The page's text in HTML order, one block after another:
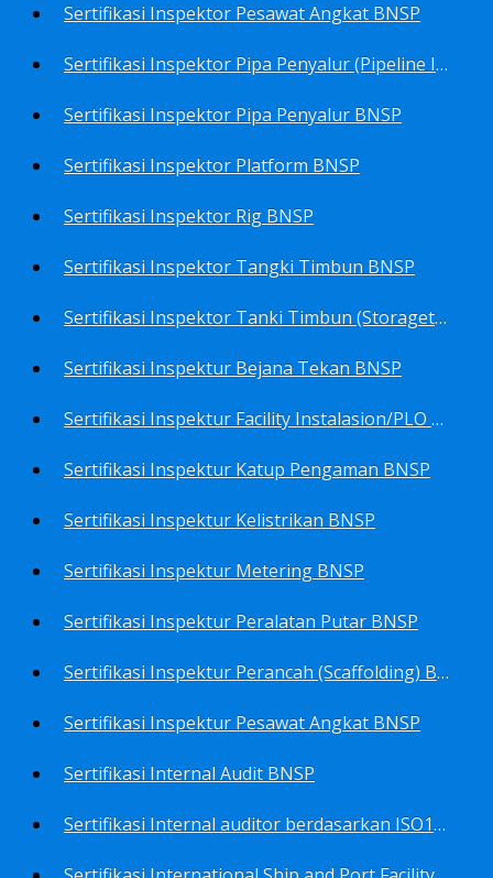
Sertifikasi Inspektor Pesawat Angkat BNSP
Sertifikasi Inspektor Pipa Penyalur (Pipeline Inspector) BNSP
Sertifikasi Inspektor Pipa Penyalur BNSP
Sertifikasi Inspektor Platform BNSP
Sertifikasi Inspektor Rig BNSP
Sertifikasi Inspektor Tangki Timbun BNSP
Sertifikasi Inspektor Tanki Timbun (Storagetank Inspector) BNSP
Sertifikasi Inspektur Bejana Tekan BNSP
Sertifikasi Inspektur Facility Instalasion/PLO BNSP
Sertifikasi Inspektur Katup Pengaman BNSP
Sertifikasi Inspektur Kelistrikan BNSP
Sertifikasi Inspektur Metering BNSP
Sertifikasi Inspektur Peralatan Putar BNSP
Sertifikasi Inspektur Perancah (Scaffolding) BNSP
Sertifikasi Inspektur Pesawat Angkat BNSP
Sertifikasi Internal Audit BNSP
Sertifikasi Internal auditor berdasarkan ISO17025.2017 Pedoman Panduan Mutu&Prosedur Laboratorium BNSP